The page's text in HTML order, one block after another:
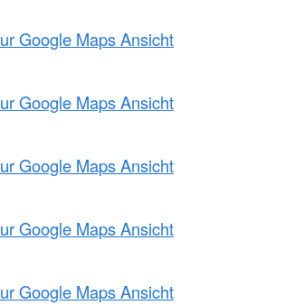
Google Maps Ansicht
Google Maps Ansicht
Google Maps Ansicht
Google Maps Ansicht
Google Maps Ansicht